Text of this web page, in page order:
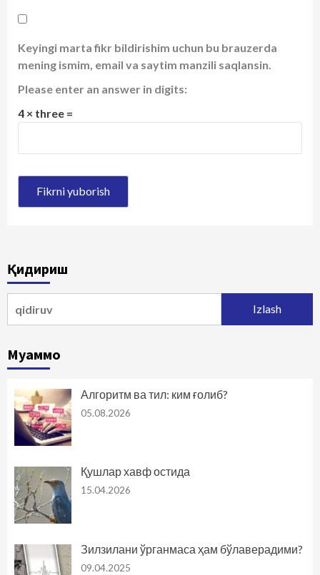
Keyingi marta fikr bildirishim uchun bu brauzerda
mening ismim, email va saytim manzili saqlansin.
Please enter an answer in digits:
4 × three =
Қидириш
Муаммо
Алгоритм ва тил: ким ғолиб?
05.08.2026
Қушлар хавф остида
15.04.2026
Зилзилани ўрганмаса ҳам бўлаверадими?
09.04.2025